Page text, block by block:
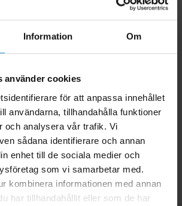
Information Om
använder cookies
för att anpassa innehållet
användarna, tillhandahålla funktioner
och analysera vår trafik. Vi
sådana identifierare och annan
enhet till de sociala medier och
som vi samarbetar med.
kombinera informationen med annan
har tillhandahållit eller som de har
barn från 3-6 år och har en praktisk huva
fram och bak. Reflexvästen är testad
rosa.